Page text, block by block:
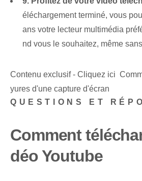
éléchargement terminé, vous
ans votre lecteur multimédia
nd vous le souhaitez, même
Contenu exclusif - Cliquez ici
yures d'une capture d'écran
QUESTIONS ET
Comment
déo Youtube